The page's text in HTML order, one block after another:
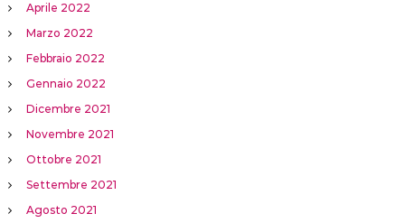
Aprile 2022
Marzo 2022
Febbraio 2022
Gennaio 2022
Dicembre 2021
Novembre 2021
Ottobre 2021
Settembre 2021
Agosto 2021